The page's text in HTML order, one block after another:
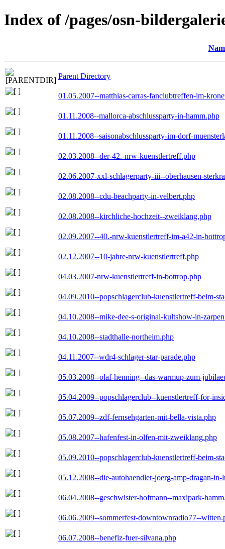
Index of /pages/osn-
Parent Directory
01.05.2007--matthias-carras-fanclubtreffen-im-
01.11.2008--mallorca-abschlussparty-in-hamm.php
01.11.2008--saisonabschlussparty-im-dorf-
02.03.2008--der-42.-nrw-kuenstlertreff.php
02.06.2007-xxl-schlagerparty-iii--oberhausen-
02.08.2008--cdu-beachparty-in-velbert.php
02.08.2008--kirchliche-hochzeit--zweiklang.php
02.09.2007--40.-nrw-kuenstlertreff-im-a42-in-
02.12.2007--10-jahre-nrw-kuenstlertreff.php
04.03.2007-nrw-kuenstlertreff-in-bottrop.php
04.09.2010--popschlagerclub-kuenstlertreff-beim-
04.10.2008--mike-dee-s-original-kultshow-in-
04.10.2008--stadthalle-northeim.php
04.11.2007--wdr4-schlager-star-parade.php
05.03.2008--olaf-henning--das-warmup-zum-
05.04.2009--popschlagerclub--kuenstlertreff-for-
05.07.2009--zdf-fernsehgarten-mit-bella-vista.php
05.08.2007--hafenfest-in-olfen-mit-zweiklang.php
05.09.2010--popschlagerclub-kuenstlertreff-beim-
05.12.2008--die-autohaendler-joerg-amp-dragan-in-
06.04.2008--geschwister-hofmann--maxipark-
06.06.2009--sommerfest-downtownradio77--
06.07.2008--benefiz-fuer-silvana.php